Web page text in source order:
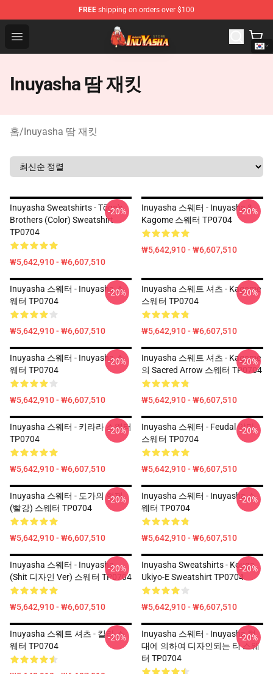
FREE shipping on orders over $100
Open menu
Inuyasha Store - Official Inuyasha Merchandise Shop
Inuyasha 땀 재킷
홈/Inuyasha 땀 재킷
Inuyasha Sweatshirts - Tōga's
Brothers (color) Sweatshirt
TP0704
₩5,642,910 - ₩6,607,510
-20%
Inuyasha 스웨터 - Inuyasha &
Kagome 스웨터 TP0704
₩5,642,910 - ₩6,607,510
-20%
Inuyasha 스웨터 - Inuyasha 스
웨터 TP0704
₩5,642,910 - ₩6,607,510
-20%
Inuyasha 스웨트 셔츠 - Kagome
스웨터 TP0704
₩5,642,910 - ₩6,607,510
-20%
Inuyasha 스웨터 - Inuyasha 스
웨터 TP0704
₩5,642,910 - ₩6,607,510
-20%
Inuyasha 스웨트 셔츠 - Kagome
의 Sacred Arrow 스웨터 TP0704
₩5,642,910 - ₩6,607,510
-20%
Inuyasha 스웨터 - 키라라 스웨터
TP0704
₩5,642,910 - ₩6,607,510
-20%
Inuyasha 스웨터 - Feudal 악마
스웨터 TP0704
₩5,642,910 - ₩6,607,510
-20%
Inuyasha 스웨터 - 도가의 형제
(빨강) 스웨터 TP0704
₩5,642,910 - ₩6,607,510
-20%
Inuyasha 스웨터 - Inuyasha 스
웨터 TP0704
₩5,642,910 - ₩6,607,510
-20%
Inuyasha 스웨터 - Inuyasha
(shit 디자인 Ver) 스웨터 TP0704
₩5,642,910 - ₩6,607,510
-20%
Inuyasha Sweatshirts - Kouga
Ukiyo-E Sweatshirt TP0704
₩5,642,910 - ₩6,607,510
-20%
Inuyasha 스웨트 셔츠 - 킬라 스
웨터 TP0704
-20%
Inuyasha 스웨터 - Inuyasha 현
대에 의하여 디자인되는 티 스웨
터 TP0704
-20%